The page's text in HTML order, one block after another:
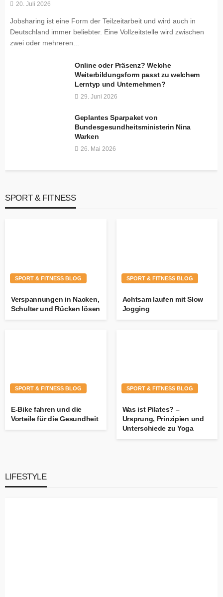
20. Juli 2026
Jobsharing ist eine Form der Teilzeitarbeit und wird auch in
Deutschland immer beliebter. Eine Vollzeitstelle wird zwischen
zwei oder mehreren...
Online oder Präsenz? Welche
Weiterbildungsform passt zu welchem
Lerntyp und Unternehmen?
29. Juni 2026
Geplantes Sparpaket von
Bundesgesundheitsministerin Nina
Warken
26. Mai 2026
SPORT & FITNESS
SPORT & FITNESS BLOG
Verspannungen in Nacken,
Schulter und Rücken lösen
SPORT & FITNESS BLOG
Achtsam laufen mit Slow
Jogging
SPORT & FITNESS BLOG
E-Bike fahren und die
Vorteile für die Gesundheit
SPORT & FITNESS BLOG
Was ist Pilates? –
Ursprung, Prinzipien und
Unterschiede zu Yoga
LIFESTYLE